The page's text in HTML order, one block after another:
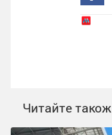
Читайте також